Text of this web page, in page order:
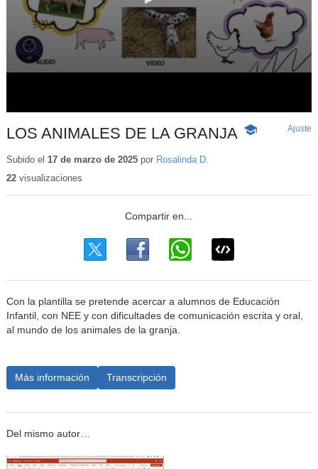
LOS ANIMALES DE LA GRANJA
-
Ajuste
Subido el 17 de marzo de 2025por Rosalinda D.
22visualizaciones
Con la plantilla se pretende acercar a alumnos de Educación
Infantil, con NEE y con dificultades de comunicación escrita y oral,
al mundo de los animales de la granja.
Más información Transcripción
Del mismo autor…